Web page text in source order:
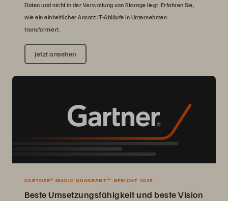
Daten und nicht in der Verwaltung von Storage liegt. Erfahren Sie,
wie ein einheitlicher Ansatz IT-Abläufe in Unternehmen
transformiert.
Jetzt ansehen
GARTNER® MAGIC QUADRANT™-BERICHT 2025
Beste Umsetzungsfähigkeit und beste Vision